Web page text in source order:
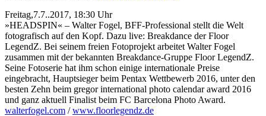
Freitag,7.7..2017, 18:30 Uhr
»HEADSPIN« – Walter Fogel, BFF-Professional stellt die Welt
fotografisch auf den Kopf. Dazu live: Breakdance der Floor
LegendZ. Bei seinem freien Fotoprojekt arbeitet Walter Fogel
zusammen mit der bekannten Breakdance-Gruppe Floor LegendZ.
Seine Fotoserie hat ihm schon einige internationale Preise
eingebracht, Hauptsieger beim Pentax Wettbewerb 2016, unter den
besten Zehn beim gregor international photo calendar award 2016
und ganz aktuell Finalist beim FC Barcelona Photo Award.
walterfogel.com /www.floorlegendz.de